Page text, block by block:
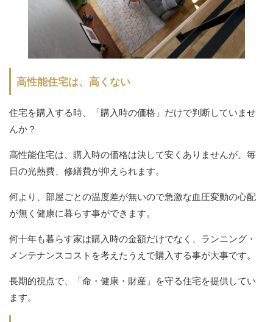
高性能住宅は、高くない
住宅を購入する時、「購入時の価格」だけで判断していませ
んか？
高性能住宅は、購入時の価格は決して安くありませんが、毎
日の光熱費、修繕費が抑えられます。
何より、部屋ごとの温度差が無いので急激な血圧変動の心配
が無く健康に暮らす事ができます。
何十年も暮らす家は購入時の金額だけでなく、ランニング・
メンテナンスコストを考えたうえで購入する事が大事です。
長期的視点で、「命・健康・財産」を守る住宅を提供してい
ます。